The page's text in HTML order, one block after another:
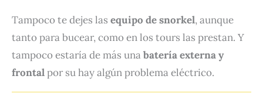
Tampoco te dejes las equipo de snorkel, aunque
tanto para bucear, como en los tours las prestan. Y
tampoco estaría de más unabatería externa y
frontalpor su hay algún problema eléctrico.